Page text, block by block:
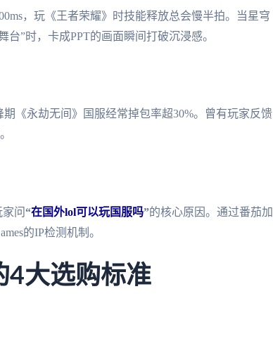
，玩《王者荣耀》时技能释放总会慢半拍。当星穹
”时，卡成PPT的画面瞬间打破沉浸感。
《永劫无间》国服经常掉包率超30%。曾有玩家反馈
问 “在国外lol可以玩国服吗”的核心原因。通过番茄加
的IP检测机制。
4大选购标准